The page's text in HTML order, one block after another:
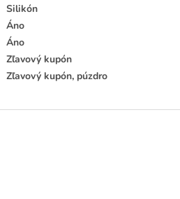
Silikón
Áno
Áno
Zľavový kupón
Zľavový kupón, púzdro